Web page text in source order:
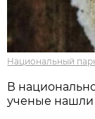
Национальный
В
ученые